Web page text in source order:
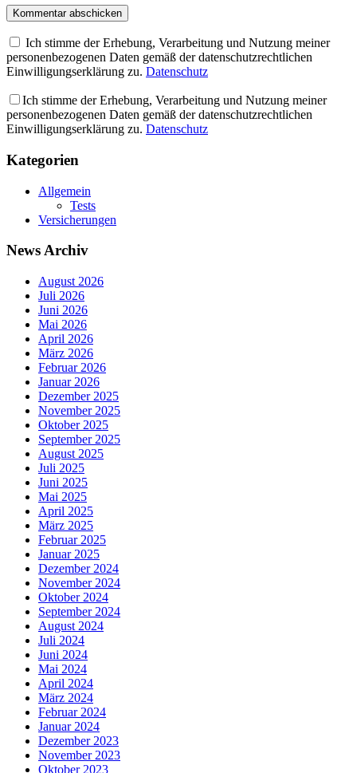
Ich stimme der Erhebung, Verarbeitung und Nutzung meiner
personenbezogenen Daten gemäß der datenschutzrechtlichen
Einwilligungserklärung zu. Datenschutz
Ich stimme der Erhebung, Verarbeitung und Nutzung meiner
personenbezogenen Daten gemäß der datenschutzrechtlichen
Einwilligungserklärung zu. Datenschutz
Kategorien
Allgemein
Tests
Versicherungen
News Archiv
August 2026
Juli 2026
Juni 2026
Mai 2026
April 2026
März 2026
Februar 2026
Januar 2026
Dezember 2025
November 2025
Oktober 2025
September 2025
August 2025
Juli 2025
Juni 2025
Mai 2025
April 2025
März 2025
Februar 2025
Januar 2025
Dezember 2024
November 2024
Oktober 2024
September 2024
August 2024
Juli 2024
Juni 2024
Mai 2024
April 2024
März 2024
Februar 2024
Januar 2024
Dezember 2023
November 2023
Oktober 2023